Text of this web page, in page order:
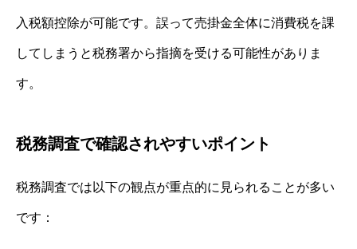
入税額控除が可能です。誤って売掛金全体に消費税を課
してしまうと税務署から指摘を受ける可能性がありま
す。
税務調査で確認されやすいポイント
税務調査では以下の観点が重点的に見られることが多い
です：